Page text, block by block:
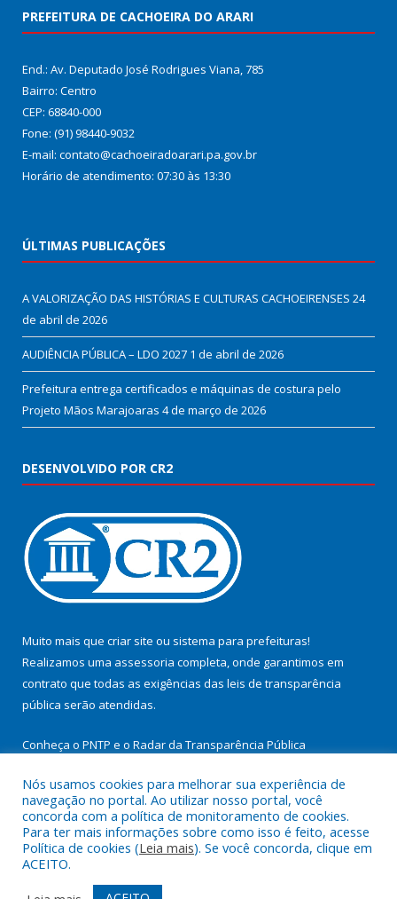
PREFEITURA DE CACHOEIRA DO ARARI
End.: Av. Deputado José Rodrigues Viana, 785
Bairro: Centro
CEP: 68840-000
Fone: (91) 98440-9032
E-mail: contato@cachoeiradoarari.pa.gov.br
Horário de atendimento: 07:30 às 13:30
ÚLTIMAS PUBLICAÇÕES
A VALORIZAÇÃO DAS HISTÓRIAS E CULTURAS CACHOEIRENSES 24
de abril de 2026
AUDIÊNCIA PÚBLICA – LDO 2027 1 de abril de 2026
Prefeitura entrega certificados e máquinas de costura pelo
Projeto Mãos Marajoaras 4 de março de 2026
DESENVOLVIDO POR CR2
Muito mais que criar site ou sistema para prefeituras!
Realizamos uma assessoria completa, onde garantimos em
contrato que todas as exigências das leis de transparência
pública serão atendidas.
Conheça o PNTP e o Radar da Transparência Pública
Todos os direitos reservados a Prefeitura Municipal de
Cachoeira do Arari.
Nós usamos cookies para melhorar sua experiência de
navegação no portal. Ao utilizar nosso portal, você
concorda com a política de monitoramento de cookies.
Para ter mais informações sobre como isso é feito, acesse
Política de cookies (Leia mais). Se você concorda, clique em
ACEITO.